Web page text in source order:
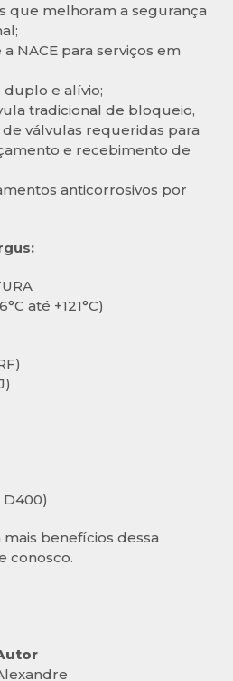
que melhoram a segurança
NACE para serviços em
duplo e alívio;
tradicional de bloqueio,
válvulas requeridas para
e recebimento de
anticorrosivos por
até +121°C)
D400)
benefícios dessa
conosco.